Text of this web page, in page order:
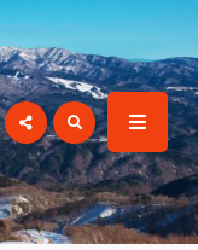
for: